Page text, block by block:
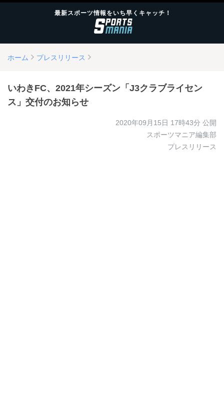
最新スポーツ情報をいち早くキャッチ！
ホーム プレスリリース
いわきFC、2021年シーズン「J3クラブライセン
ス」交付のお知らせ
2020年09月15日 17時43分 公開
スポーツマニア編集部
プレスリリース